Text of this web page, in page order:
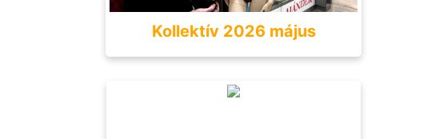
Kollektív 2026 május